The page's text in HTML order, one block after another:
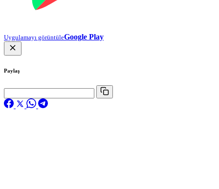
Uygulamayı görüntüleGoogle Play
Paylaş